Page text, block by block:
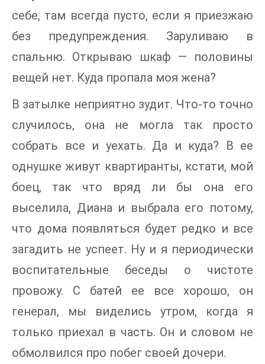
себе, там всегда пусто, если я приезжаю
без предупреждения. Заруливаю в
спальню. Открываю шкаф — половины
вещей нет. Куда пропала моя жена?
В затылке неприятно зудит. Что-то точно
случилось, она не могла так просто
собрать все и уехать. Да и куда? В ее
однушке живут квартиранты, кстати, мой
боец, так что вряд ли бы она его
выселила, Диана и выбрала его потому,
что дома появляться будет редко и все
загадить не успеет. Ну и я периодически
воспитательные беседы о чистоте
провожу. С батей ее все хорошо, он
генерал, мы виделись утром, когда я
только приехал в часть. Он и словом не
обмолвился про побег своей дочери.